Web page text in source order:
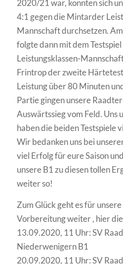
2020/21 war, konnten sich
4:1 gegen die Mintarder
Mannschaft durchsetzen.
folgte dann mit dem
Leistungsklassen-
Frintrop der zweite
Leistung über 80 Minuten
Partie gingen unsere
Auswärtssieg vom Feld. Uns
haben die beiden Testspiele
Wir bedanken uns bei
viel Erfolg für eure Saison
unsere B1 zu diesen tollen
weiter so!
Zum Glück geht es für
Vorbereitung weiter , hier
13.09.2020, 11 Uhr: SV
Niederwenigern B1
20.09.2020, 11 Uhr: SV